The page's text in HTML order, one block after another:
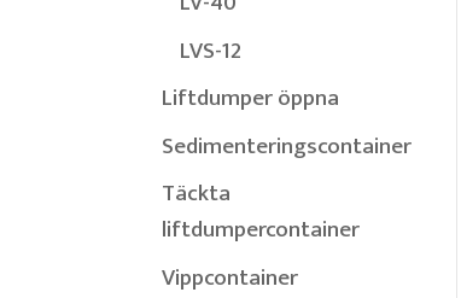
LVS-12
Liftdumper öppna
Sedimenteringscontainer
Täckta
liftdumpercontainer
Vippcontainer